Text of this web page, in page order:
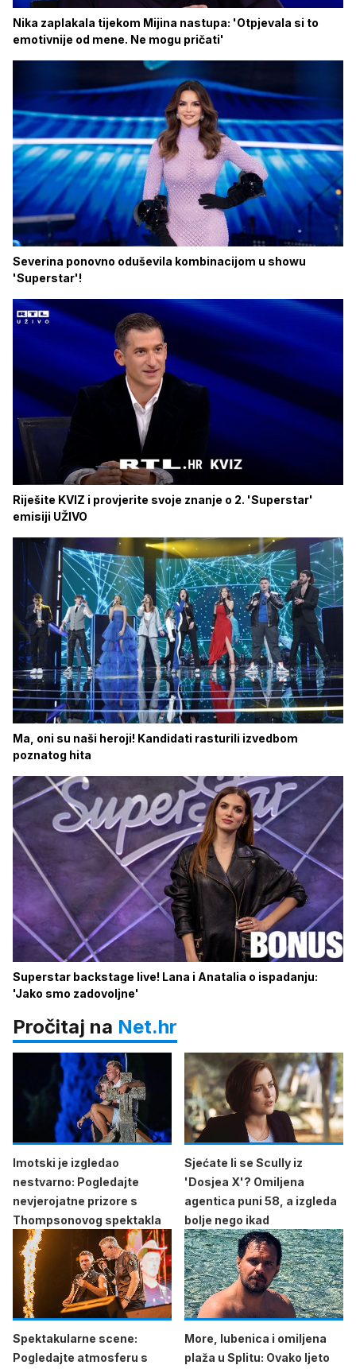
Nika zaplakala tijekom Mijina nastupa: 'Otpjevala si to
emotivnije od mene. Ne mogu pričati'
Severina ponovno oduševila kombinacijom u showu
'Superstar'!
Riješite KVIZ i provjerite svoje znanje o 2. 'Superstar'
emisiji UŽIVO
Ma, oni su naši heroji! Kandidati rasturili izvedbom
poznatog hita
Superstar backstage live! Lana i Anatalia o ispadanju:
'Jako smo zadovoljne'
Pročitaj na Net.hr
Imotski je izgledao
nestvarno: Pogledajte
nevjerojatne prizore s
Thompsonovog spektakla
Sjećate li se Scully iz
'Dosjea X'? Omiljena
agentica puni 58, a izgleda
bolje nego ikad
Spektakularne scene:
Pogledajte atmosferu s
More, lubenica i omiljena
plaža u Splitu: Ovako ljeto